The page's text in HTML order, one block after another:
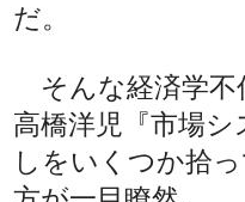
だ。
そんな経済学不
高橋洋児『市場
しをいくつか拾